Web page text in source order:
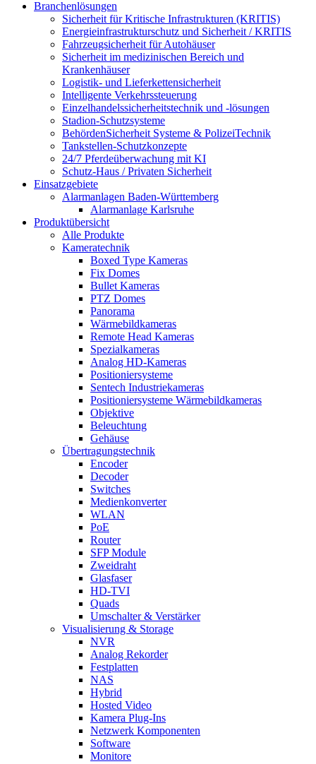
Branchenlösungen
Sicherheit für Kritische Infrastrukturen (KRITIS)
Energieinfrastrukturschutz und Sicherheit / KRITIS
Fahrzeugsicherheit für Autohäuser
Sicherheit im medizinischen Bereich und
Krankenhäuser
Logistik- und Lieferkettensicherheit
Intelligente Verkehrssteuerung
Einzelhandelssicherheitstechnik und -lösungen
Stadion-Schutzsysteme
BehördenSicherheit Systeme & PolizeiTechnik
Tankstellen-Schutzkonzepte​
24/7 Pferdeüberwachung mit KI
Schutz-Haus / Privaten Sicherheit
Einsatzgebiete
Alarmanlagen Baden-Württemberg
Alarmanlage Karlsruhe
Produktübersicht
Alle Produkte
Kameratechnik
Boxed Type Kameras
Fix Domes
Bullet Kameras
PTZ Domes
Panorama
Wärmebildkameras
Remote Head Kameras
Spezialkameras
Analog HD-Kameras
Positioniersysteme
Sentech Industriekameras
Positioniersysteme Wärmebildkameras
Objektive
Beleuchtung
Gehäuse
Übertragungstechnik
Encoder
Decoder
Switches
Medienkonverter
WLAN
PoE
Router
SFP Module
Zweidraht
Glasfaser
HD-TVI
Quads
Umschalter & Verstärker
Visualisierung & Storage
NVR
Analog Rekorder
Festplatten
NAS
Hybrid
Hosted Video
Kamera Plug-Ins
Netzwerk Komponenten
Software
Monitore